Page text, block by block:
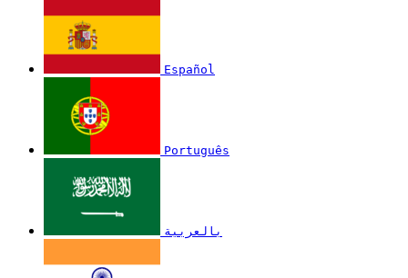
Español
Português
بالعربية